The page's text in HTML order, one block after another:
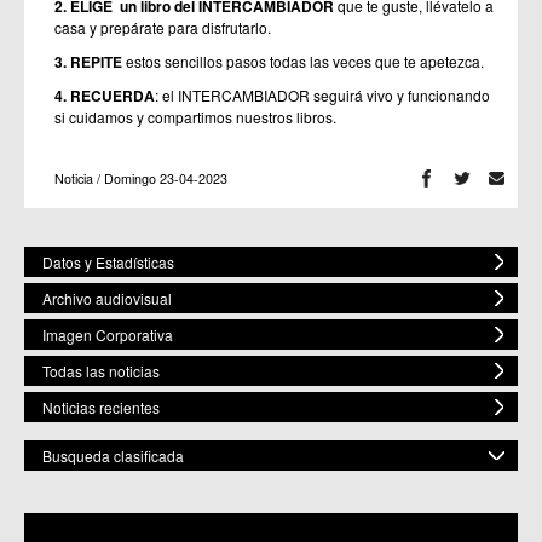
2. ELIGE un libro del INTERCAMBIADOR que te guste, llévatelo a
casa y prepárate para disfrutarlo.
3. REPITEestos sencillos pasos todas las veces que te apetezca.
4. RECUERDA: el INTERCAMBIADOR seguirá vivo y funcionando
si cuidamos y compartimos nuestros libros.
Noticia / Domingo 23-04-2023
Datos y Estadísticas
Archivo audiovisual
Imagen Corporativa
Todas las noticias
Noticias recientes
Busqueda clasificada